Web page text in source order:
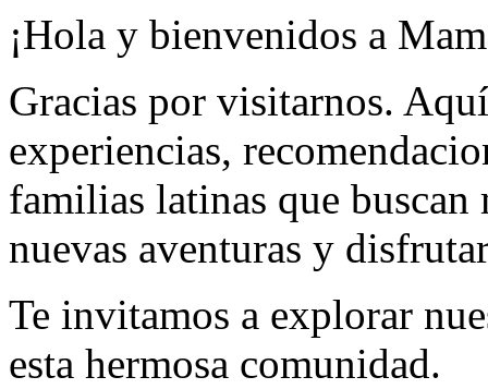
¡Hola y bienvenidos a
Gracias por visitarnos.
experiencias,
familias latinas que buscan
nuevas aventuras y
Te invitamos a explorar
esta hermosa comunidad.